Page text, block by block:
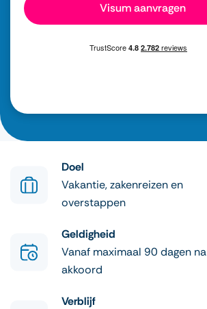
Visum aanvragen
Doel
Vakantie, zakenreizen en
overstappen
Geldigheid
Vanaf maximaal 90 dagen na
akkoord
Verblijf